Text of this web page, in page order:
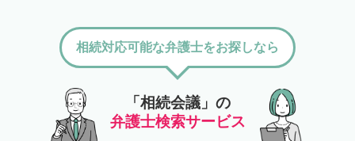
「相続会議」の
弁護士検索サービス
相続対応可能な弁護士をお探しなら